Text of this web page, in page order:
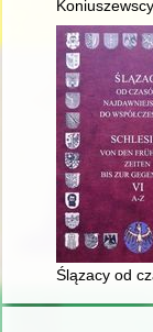
Ślązacy od